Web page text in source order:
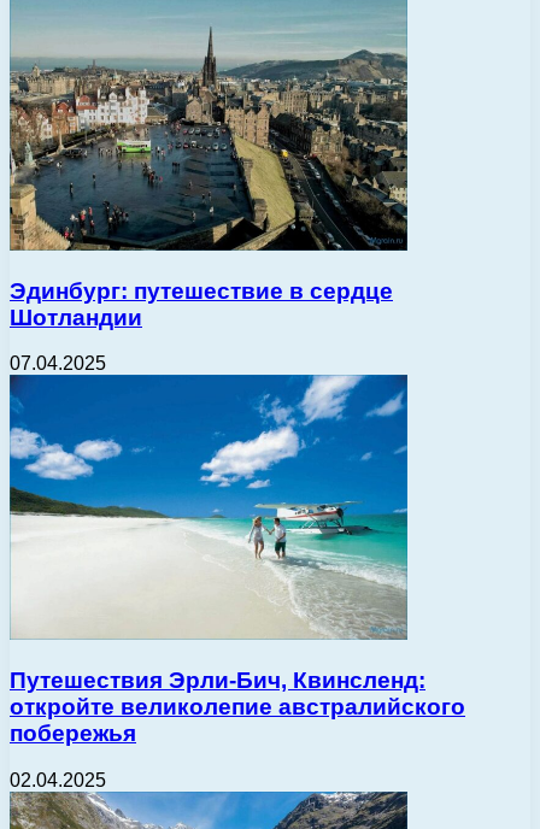
Эдинбург: путешествие в сердце
Шотландии
07.04.2025
Путешествия Эрли-Бич, Квинсленд:
откройте великолепие австралийского
побережья
02.04.2025